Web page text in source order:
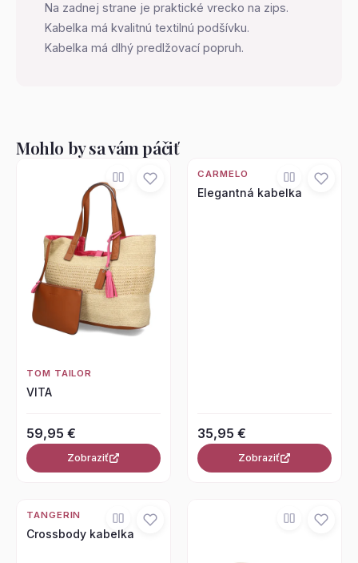
Na zadnej strane je praktické vrecko na zips.
Kabelka má kvalitnú textilnú podšívku.
Kabelka má dlhý predlžovací popruh.
Mohlo by sa vám páčiť
TOM TAILOR
VITA
59,95 €
Zobraziť
CARMELO
Elegantná kabelka
35,95 €
Zobraziť
TANGERIN
Crossbody kabelka